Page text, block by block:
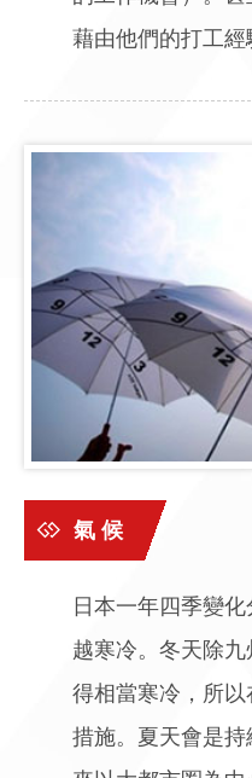
藉由他們的打工經
氣 候
日本一年四季變
越寒冷。冬天除
得相當寒冷，所
措施。夏天會是